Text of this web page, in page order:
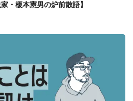
・榎本憲男の炉前散語】